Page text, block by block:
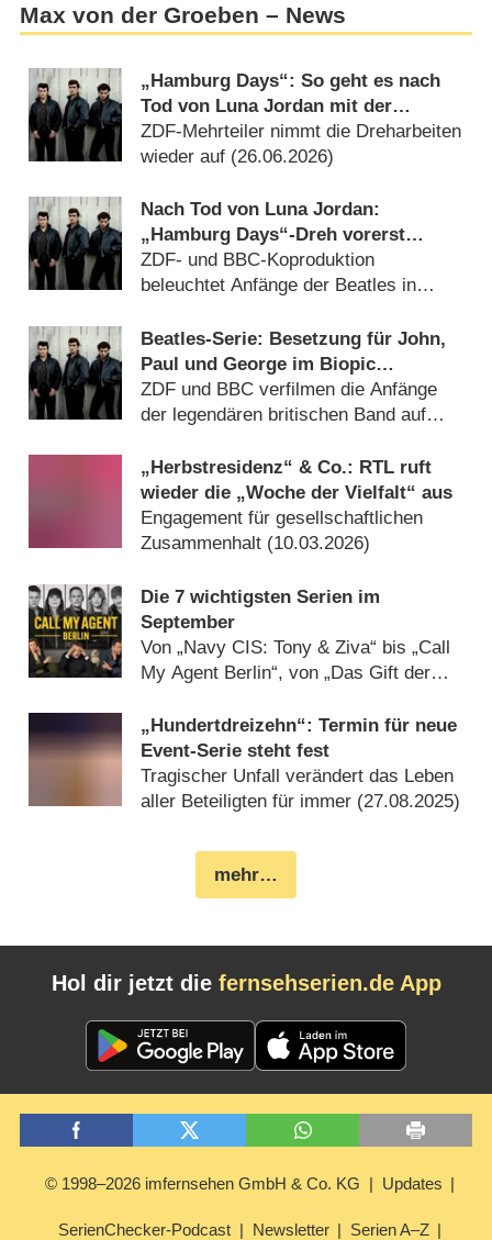
Max von der Groeben – News
„Hamburg Days“: So geht es nach
Tod von Luna Jordan mit der
Beatles-Serie weiter
ZDF-Mehrteiler nimmt die Dreharbeiten
wieder auf (26.06.2026)
Nach Tod von Luna Jordan:
„Hamburg Days“-Dreh vorerst
gestoppt
ZDF- und BBC-Koproduktion
beleuchtet Anfänge der Beatles in
Beatles-Serie: Besetzung für John,
Paul und George im Biopic
„Hamburg Days“ gefunden
ZDF und BBC verfilmen die Anfänge
der legendären britischen Band auf
„Herbstresidenz“ & Co.: RTL ruft
wieder die „Woche der Vielfalt“ aus
Engagement für gesellschaftlichen
Zusammenhalt (10.03.2026)
Die 7 wichtigsten Serien im
September
Von „Navy CIS: Tony & Ziva“ bis „Call
My Agent Berlin“, von „Das Gift der
„Hundertdreizehn“: Termin für neue
Event-Serie steht fest
Tragischer Unfall verändert das Leben
aller Beteiligten für immer (27.08.2025)
mehr…
Hol dir jetzt die fernsehserien.de App
© 1998–2026 imfernsehen GmbH & Co. KG Updates
SerienChecker-Podcast Newsletter Serien A–Z